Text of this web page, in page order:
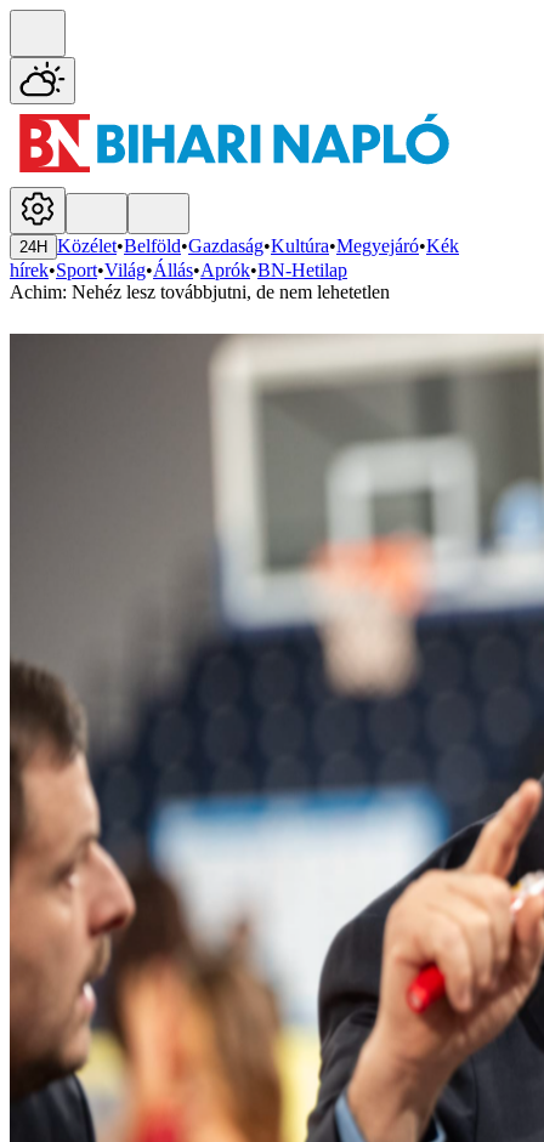
24H Közélet•Belföld•Gazdaság•Kultúra•Megyejáró•Kék
hírek•Sport•Világ•Állás•Aprók•BN-Hetilap
Achim: Nehéz lesz továbbjutni, de nem lehetetlen